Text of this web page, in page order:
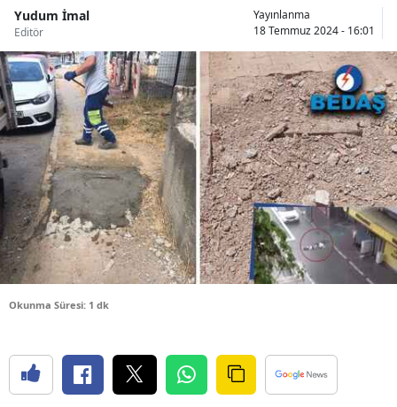
Balıkesir
Bilecik
Bingöl
Bitlis
Bolu
Burdur
Bursa
Çanakkale
Çorum
Denizli
Yudum İmal
Editör
Yayınlanma
18 Temmuz 2024 - 16:01
Okunma Süresi: 1 dk